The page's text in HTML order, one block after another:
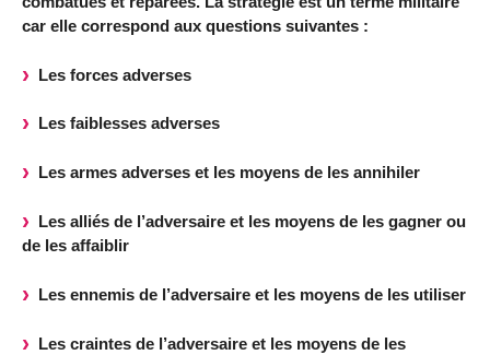
car elle correspond aux questions suivantes :
Les forces adverses
Les faiblesses adverses
Les armes adverses et les moyens de les annihiler
Les alliés de l’adversaire et les moyens de les gagner ou
de les affaiblir
Les ennemis de l’adversaire et les moyens de les utiliser
Les craintes de l’adversaire et les moyens de les